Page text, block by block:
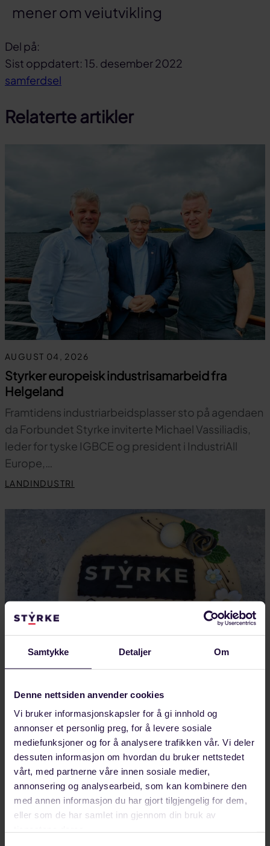
Samtykke Detaljer Om
Denne nettsiden anvender cookies
Vi bruker informasjonskapsler for å gi innhold og
annonser et personlig preg, for å levere sosiale
mediefunksjoner og for å analysere trafikken vår. Vi deler
dessuten informasjon om hvordan du bruker nettstedet
vårt, med partnerne våre innen sosiale medier,
annonsering og analysearbeid, som kan kombinere den
med annen informasjon du har gjort tilgjengelig for dem,
eller som de har samlet inn gjennom din bruk av
mener om veiutvikling
Del på:
Del
på
Del
på
Del
link
Sist oppdatert: 15. desember 2022
samferdsel
Relaterte artikler
AUGUST 04, 2026
Styrker europeisk industrisamarbeid fra
Helgeland
Framtidens industriarbeidsplasser sto på agendaen
da Forbundet Styrke inviterte Michael Vassiliadis,
leder for tyske IGBCE og president i IndustriAll
Europe,…
LANDINDUSTRI
JULI 28, 2026
Ny tariffavtale gir trygghet på arbeidsplassen
– Hvis det skjer konflikter på jobben, er det greit å
ha noen du kan få hjelp og kunnskap fra,…
LANDINDUSTRI